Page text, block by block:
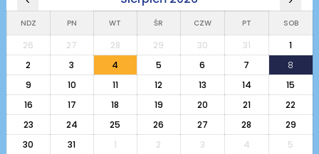
NDZ PN WT ŚR CZW PT SOB
26 27 28 29 30 31
1
2
3 4 5 6 7
8
9
10 11 12 13 14
15
16
17 18 19 20 21
22
23
24 25 26 27 28
29
30
31 1 2 3 4 5